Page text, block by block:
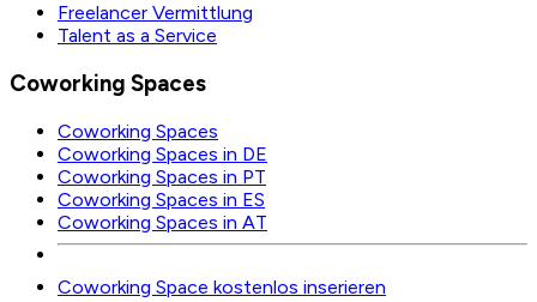
Freelancer Vermittlung
Talent as a Service
Coworking Spaces
Coworking Spaces
Coworking Spaces in DE
Coworking Spaces in PT
Coworking Spaces in ES
Coworking Spaces in AT
Coworking Space kostenlos inserieren